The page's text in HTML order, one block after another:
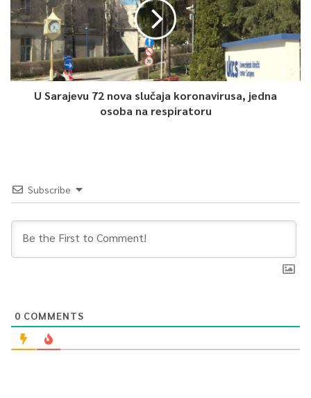
U Sarajevu 72 nova slučaja koronavirusa, jedna
osoba na respiratoru
Subscribe
0 COMMENTS